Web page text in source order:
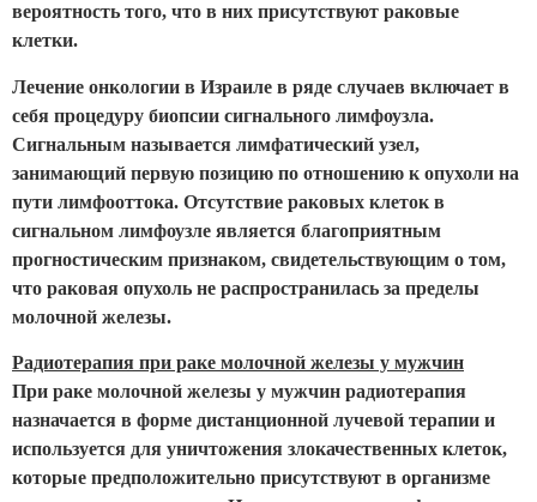
вероятность того, что в них присутствуют раковые
клетки.
Лечение онкологии в Израиле в ряде случаев включает в
себя процедуру биопсии сигнального лимфоузла.
Сигнальным называется лимфатический узел,
занимающий первую позицию по отношению к опухоли на
пути лимфооттока. Отсутствие раковых клеток в
сигнальном лимфоузле является благоприятным
прогностическим признаком, свидетельствующим о том,
что раковая опухоль не распространилась за пределы
молочной железы.
Радиотерапия при раке молочной железы у мужчин
При раке молочной железы у мужчин радиотерапия
назначается в форме дистанционной лучевой терапии и
используется для уничтожения злокачественных клеток,
которые предположительно присутствуют в организме